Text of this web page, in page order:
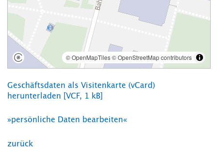
Geschäftsdaten als Visitenkarte (vCard)
herunterladen [VCF, 1 kB]
»persönliche Daten bearbeiten«
zurück